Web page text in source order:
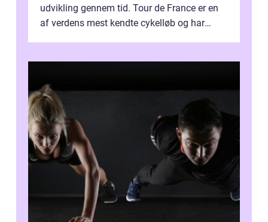
udvikling gennem tid. Tour de France er en
af verdens mest kendte cykelløb og har